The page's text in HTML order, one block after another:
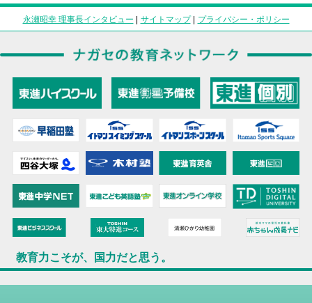
永瀬昭幸 理事長インタビュー | サイトマップ| プライバシー・ポリシー
教育力こそが、国力だと思う。